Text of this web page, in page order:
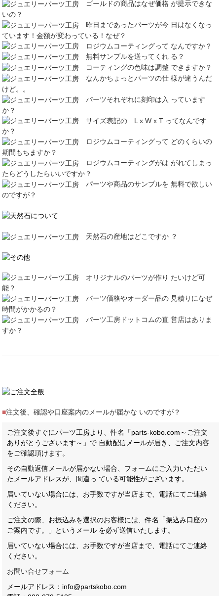
ゴールドの商品はなぜ価格 が提示できな
いの？
昨日まであったパーツが今 日はなくなっ
ています！金額が変わっている！なぜ？
ロジウムコーティングって なんですか？
無料サンプルを送ってくれ る？
コーティングの色味は調整 できますか？
なんかちょっとパーツの仕 様が違うんだ
けど。。
パーツそれぞれに刻印は入 っています
か？
サイズ表記の L x W x T ってなんです
か？
ロジウムコーティングって どのくらいの
期間もちますか？
ロジウムコーティングがは がれてしまっ
たらどうしたらいいですか？
パーツや商品のサンプルを 無料で欲しい
のですが？
天然石の産地はどこですか ？
オリジナルのパーツが作り たいけど可
能？
パーツ価格やオーダー品の 見積りになぜ
時間がかかるの？
パーツ工房ドットコムの直 営店はありま
すか？
■注文後、確認や口座案内のメールが届かな いのですが？
ご注文後すぐにパーツ工房より、件名「parts-kobo.com～ご注文
ありがとうございます～」で 自動配信メールが届き、ご注文内容
をご確認頂けます。
その自動返信メールが届かない場合、フォームにご入力いただい
たメールアドレスが、間違っ ている可能性がございます。
届いていない場合には、お手数ですが当店まで、電話にてご連絡
ください。
ご注文の際、お振込みを選択のお客様には、件名「振込み口座の
ご案内です。」というメール を必ず送信いたします。
届いていない場合には、お手数ですが当店まで、電話にてご連絡
ください。
お問い合せフォーム
メールアドレス：info@partskobo.com